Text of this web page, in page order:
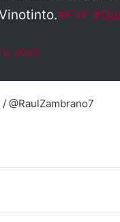
#FVF
2020
@RaulZambrano7